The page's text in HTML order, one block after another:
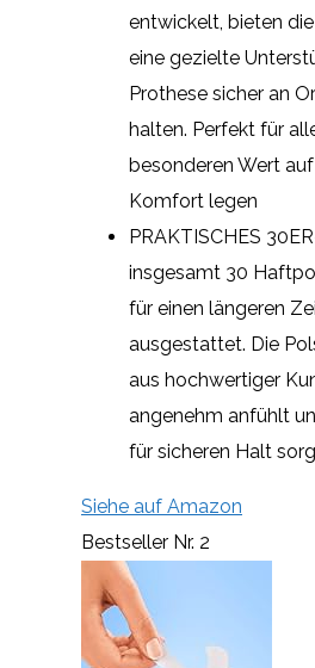
entwickelt, bieten
eine gezielte
Prothese sicher an
halten. Perfekt für
besonderen Wert
Komfort legen
PRAKTISCHES
insgesamt 30
für einen längeren
ausgestattet. Die
aus hochwertiger
angenehm anfühlt
für sicheren Halt
Siehe auf Amazon
Bestseller Nr. 2